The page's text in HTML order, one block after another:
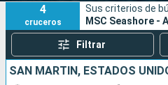
4
cruceros
Sus criterios de
MSC Seashore -
Filtrar